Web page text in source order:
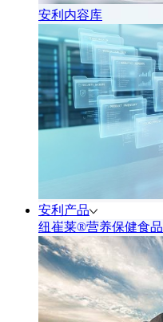
安利内容库
安利产品
纽崔莱®营养保健食品